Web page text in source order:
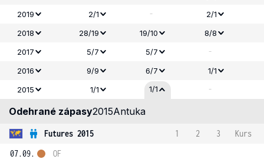
2019 2/1 -
2/1
2018
28/19 19/10
8/8
2017
5/7 5/7 -
2016 9/9 6/7
1/1
2015
1/1 1/1 -
Odehrané zápasy2015Antuka
Futures 2015 1 2 3
Kurs
07.09.
OF